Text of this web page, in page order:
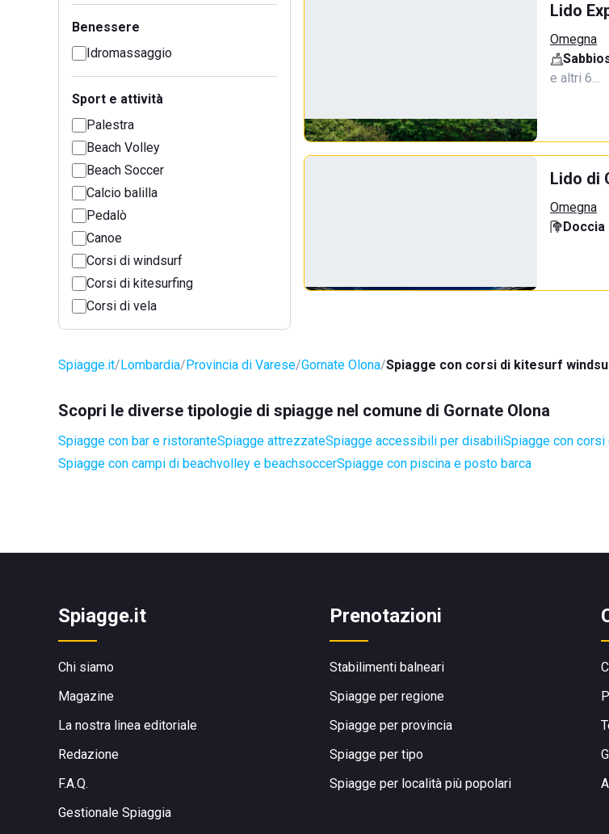
Benessere
Idromassaggio
Sport e attività
Palestra
Beach Volley
Beach Soccer
Calcio balilla
Pedalò
Canoe
Corsi di windsurf
Corsi di kitesurfing
Corsi di vela
Lido
Omegna
e altri 6…
Lido di
Omegna
Doccia
Spiagge.it Lombardia Provincia di Varese Gornate Olona Spiagge con corsi di kitesurf
Scopri le diverse tipologie di spiagge nel comune di Gornate Olona
Spiagge con bar e ristoranteSpiagge attrezzateSpiagge accessibili per disabiliSpiagge con
Spiagge con campi di beachvolley e beachsoccerSpiagge con piscina e posto barca
Spiagge.it
Chi siamo
Magazine
La nostra linea editoriale
Redazione
F.A.Q.
Gestionale Spiaggia
Prenotazioni
Stabilimenti balneari
Spiagge per regione
Spiagge per provincia
Spiagge per tipo
Spiagge per località più popolari